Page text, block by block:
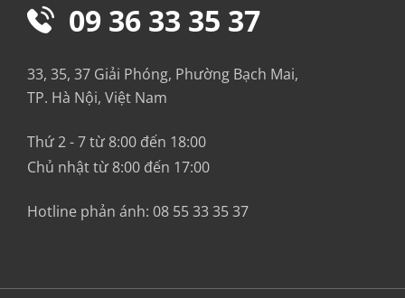
09 36 33 35 37
33, 35, 37 Giải Phóng, Phường Bạch Mai,
TP. Hà Nội, Việt Nam
Thứ 2 - 7 từ 8:00 đến 18:00
Chủ nhật từ 8:00 đến 17:00
Hotline phản ánh: 08 55 33 35 37